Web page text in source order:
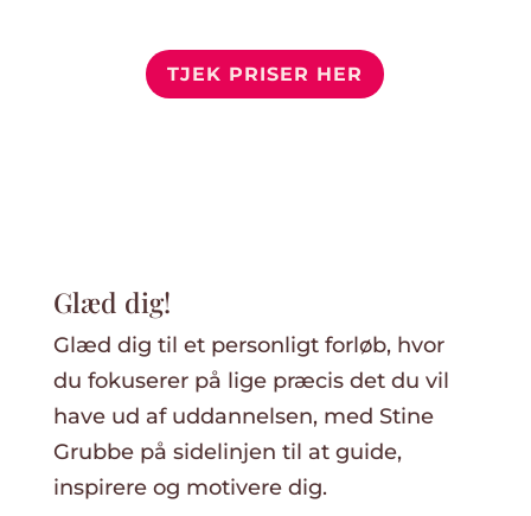
TJEK PRISER HER
Glæd dig!
Glæd dig til et personligt forløb, hvor
du fokuserer på lige præcis det du vil
have ud af uddannelsen, med Stine
Grubbe på sidelinjen til at guide,
inspirere og motivere dig.